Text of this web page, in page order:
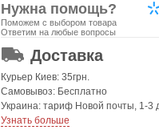
Нужна помощь?
Поможем с выбором товара
Ответим на любые вопросы
ОТ 499 ГРН. БЕСПЛАТНАЯ!
Доставка
Курьер Киев: 35грн.
Самовывоз: Бесплатно
Украина: тариф Новой почты, 1-3
Узнать больше